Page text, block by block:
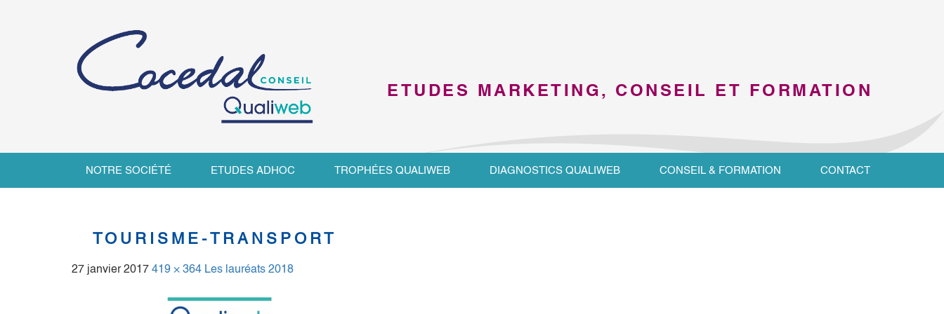
ETUDES MARKETING, CONSEIL ET FORMATION
NOTRE SOCIÉTÉ ETUDES ADHOC TROPHÉES QUALIWEB DIAGNOSTICS QUALIWEB CONSEIL & FORMATION CONTACT
TOURISME-TRANSPORT
27 janvier 2017 419 × 364 Les lauréats 2018